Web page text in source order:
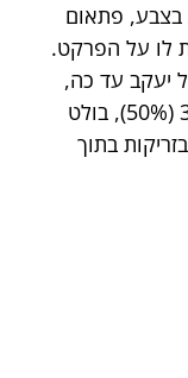
בצבע, פתאום
לו על הפרקט.
יעקב עד כה,
הרי שלצד האחוזים הנהדרים שלו ל-3 (50%), בולט
בתוך